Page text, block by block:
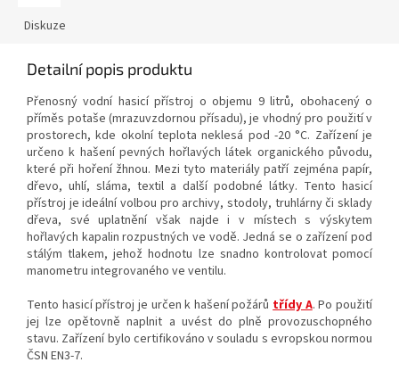
Diskuze
Detailní popis produktu
Přenosný vodní hasicí přístroj o objemu 9 litrů, obohacený o
příměs potaše (mrazuvzdornou přísadu), je vhodný pro použití v
prostorech, kde okolní teplota neklesá pod -20 °C. Zařízení je
určeno k hašení pevných hořlavých látek organického původu,
které při hoření žhnou. Mezi tyto materiály patří zejména papír,
dřevo, uhlí, sláma, textil a další podobné látky. Tento hasicí
přístroj je ideální volbou pro archivy, stodoly, truhlárny či sklady
dřeva, své uplatnění však najde i v místech s výskytem
hořlavých kapalin rozpustných ve vodě. Jedná se o zařízení pod
stálým tlakem, jehož hodnotu lze snadno kontrolovat pomocí
manometru integrovaného ve ventilu.
Tento hasicí přístroj je určen k hašení požárů třídy A. Po použití
jej lze opětovně naplnit a uvést do plně provozuschopného
stavu. Zařízení bylo certifikováno v souladu s evropskou normou
ČSN EN3-7.